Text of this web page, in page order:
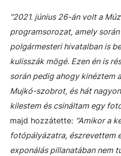
"2021. június 26-án volt a
programsorozat, amely
polgármesteri hivatalban is
kulisszák mögé. Ezen én is
során pedig ahogy kinéztem
Mujkó-szobrot, és hát
kilestem és csináltam egy
majd hozzátette: "Amikor a
fotópályázatra, észrevettem
exponálás pillanatában nem